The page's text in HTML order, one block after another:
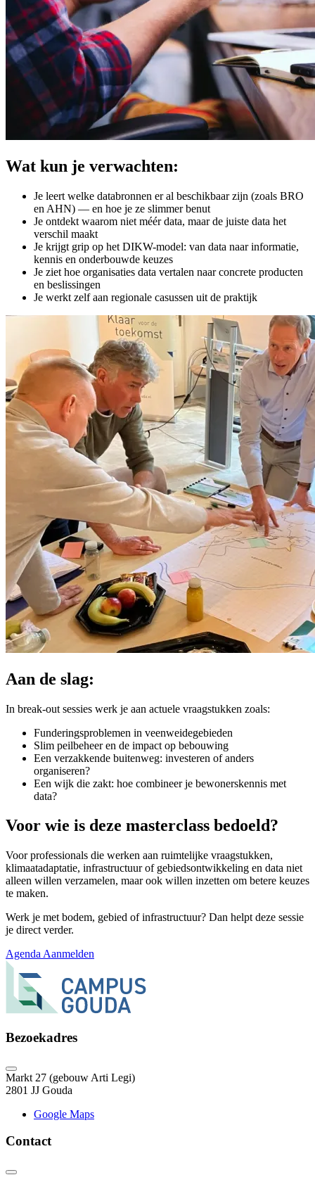
Wat kun je verwachten:
Je leert welke databronnen er al beschikbaar zijn (zoals BRO
en AHN) — en hoe je ze slimmer benut
Je ontdekt waarom niet méér data, maar de juiste data het
verschil maakt
Je krijgt grip op het DIKW-model: van data naar informatie,
kennis en onderbouwde keuzes
Je ziet hoe organisaties data vertalen naar concrete producten
en beslissingen
Je werkt zelf aan regionale casussen uit de praktijk
Aan de slag:
In break-out sessies werk je aan actuele vraagstukken zoals:
Funderingsproblemen in veenweidegebieden
Slim peilbeheer en de impact op bebouwing
Een verzakkende buitenweg: investeren of anders
organiseren?
Een wijk die zakt: hoe combineer je bewonerskennis met
data?
Voor wie is deze masterclass bedoeld?
Voor professionals die werken aan ruimtelijke vraagstukken,
klimaatadaptatie, infrastructuur of gebiedsontwikkeling en data niet
alleen willen verzamelen, maar ook willen inzetten om betere keuzes
te maken.
Werk je met bodem, gebied of infrastructuur? Dan helpt deze sessie
je direct verder.
Agenda Aanmelden
Bezoekadres
Markt 27 (gebouw Arti Legi)
2801 JJ Gouda
Google Maps
Contact